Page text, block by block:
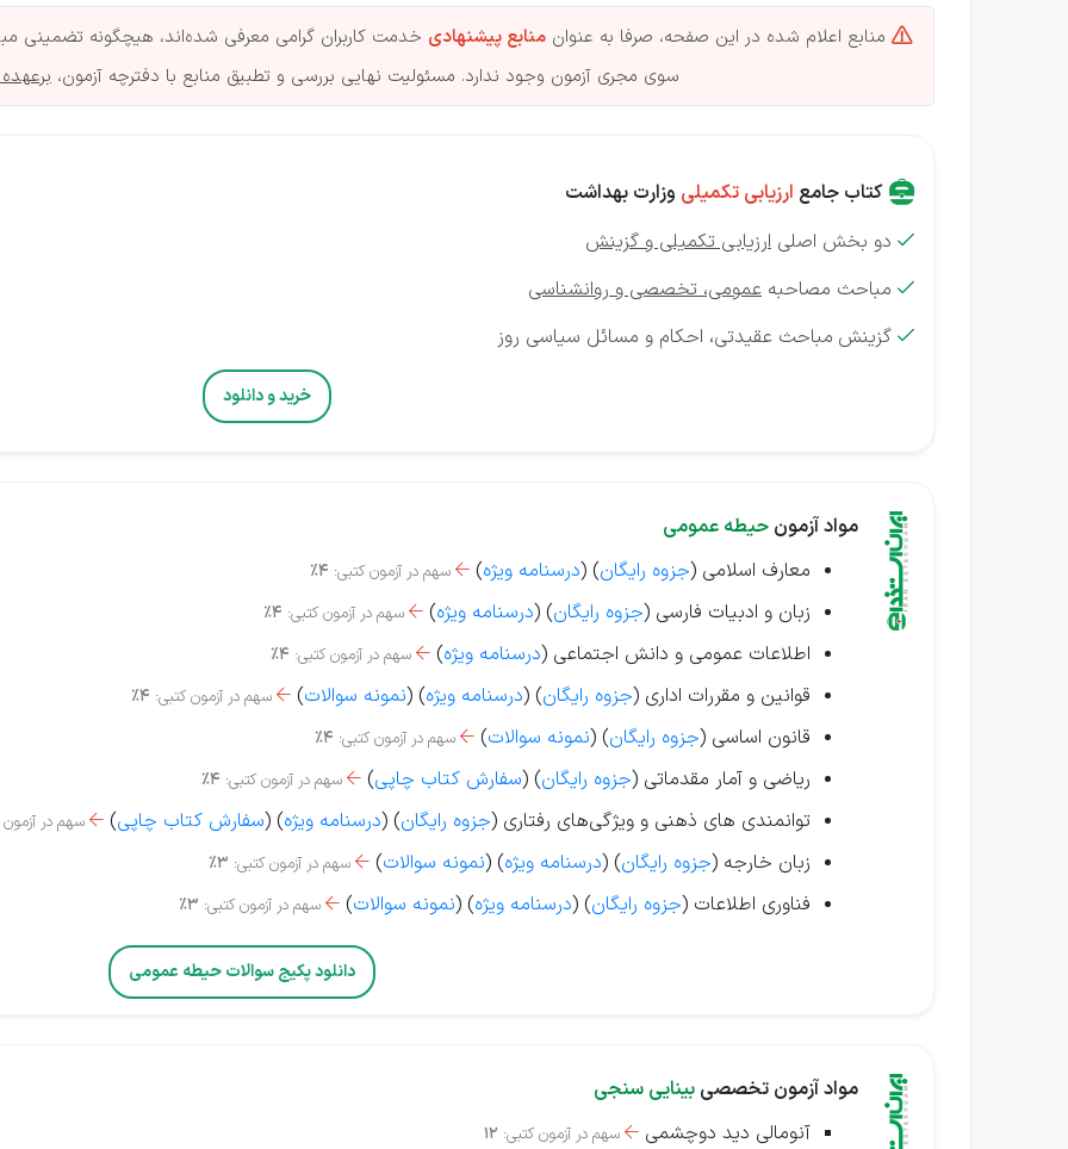
 منابع اعلام شده در این صفحه، صرفا به عنوان منابع پیشنهادی خدمت کاربران گرامی معرفی شده‌اند، هیچگونه تضمینی
سوی مجری آزمون وجود ندارد. مسئولیت نهایی بررسی و تطبیق منابع با دفترچه آزمون،
کتاب جامع ارزیابی تکمیلی وزارت بهداشت
 دو بخش اصلی ارزیابی تکمیلی و گزینش
 مباحث مصاحبه عمومی، تخصصی و روانشناسی
 گزینش مباحث عقیدتی، احکام و مسائل سیاسی روز
خرید و دانلود
مواد آزمون حیطه عمومی
معارف اسلامی (جزوه رایگان) (درسنامه ویژه)
 سهم در آزمون کتبی: 4%
زبان و ادبیات فارسی (جزوه رایگان) (درسنامه ویژه)
 سهم در آزمون کتبی: 4%
اطلاعات عمومی و دانش اجتماعی (درسنامه ویژه)
 سهم در آزمون کتبی: 4%
قوانین و مقررات اداری (جزوه رایگان) (درسنامه ویژه)
(نمونه سوالات)
 سهم در آزمون کتبی: 4%
قانون اساسی (جزوه رایگان) (نمونه سوالات)
 سهم در آزمون کتبی: 4%
ریاضی و آمار مقدماتی (جزوه رایگان) (سفارش کتاب چاپی)
 سهم در آزمون کتبی: 4%
توانمندی های ذهنی و ویژگی‌های رفتاری (جزوه رایگان) (درسنامه ویژه) (سفارش کتاب چاپی)
 سهم در آزمون
زبان خارجه (جزوه رایگان) (درسنامه ویژه) (نمونه سوالات)
 سهم در آزمون کتبی: 3%
فناوری اطلاعات (جزوه رایگان) (درسنامه ویژه)
(نمونه سوالات)
 سهم در آزمون کتبی: 3%
دانلود پکیج سوالات حیطه عمومی
مواد آزمون تخصصی بینایی سنجی
آنومالی دید دوچشمی  سهم در آزمون کتبی: 12